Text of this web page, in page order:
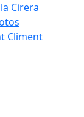
Cirera
Climent